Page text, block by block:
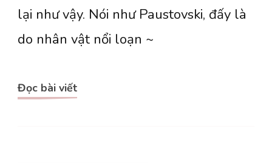
lại như vậy. Nói như Paustovski, đấy là
do nhân vật nổi loạn ~
Đọc bài viết